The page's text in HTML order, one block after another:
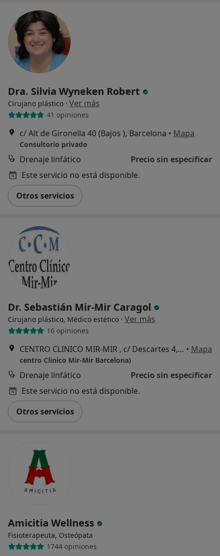
Dra. Silvia Wyneken Robert
Cirujano plástico · Ver más
41 opiniones
c/ Alt de Gironella 40 (Bajos ), Barcelona • Mapa
Consultorio privado
Drenaje linfático
Precio sin especificar
Este servicio no está disponible.
Otros servicios
Dr. Sebastián Mir-Mir Caragol
Cirujano plástico, Médico estético · Ver más
16 opiniones
CENTRO CLINICO MIR-MIR , c/ Descartes 4, Barcelona • Mapa
centro Clinico Mir-Mir Barcelona)
Drenaje linfático
Precio sin especificar
Este servicio no está disponible.
Otros servicios
Amicitia Wellness
Fisioterapeuta, Osteópata
1744 opiniones